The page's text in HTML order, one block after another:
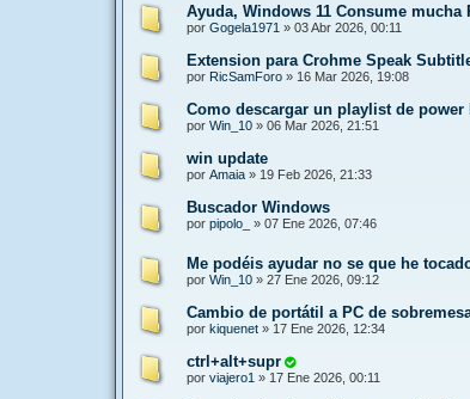
Ayuda, Windows 11 Consume mucha
por Gogela1971 » 03 Abr 2026, 00:11
Extension para Crohme Speak
por RicSamForo » 16 Mar 2026, 19:08
Como descargar un playlist de power
por Win_10 » 06 Mar 2026, 21:51
win update
por Amaia » 19 Feb 2026, 21:33
Buscador Windows
por pipolo_ » 07 Ene 2026, 07:46
Me podéis ayudar no se que he
por Win_10 » 27 Ene 2026, 09:12
Cambio de portátil a PC de
por kiquenet » 17 Ene 2026, 12:34
ctrl+alt+supr
por viajero1 » 17 Ene 2026, 00:11